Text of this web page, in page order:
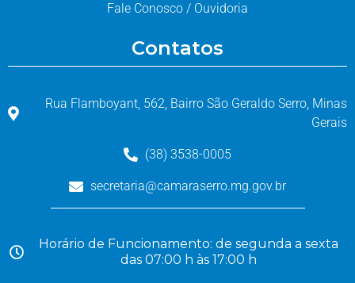
Fale Conosco / Ouvidoria
Contatos
Rua Flamboyant, 562, Bairro São Geraldo Serro, Minas
Gerais
(38) 3538-0005
secretaria@camaraserro.mg.gov.br
Horário de Funcionamento: de segunda a sexta
das 07:00 h às 17:00 h